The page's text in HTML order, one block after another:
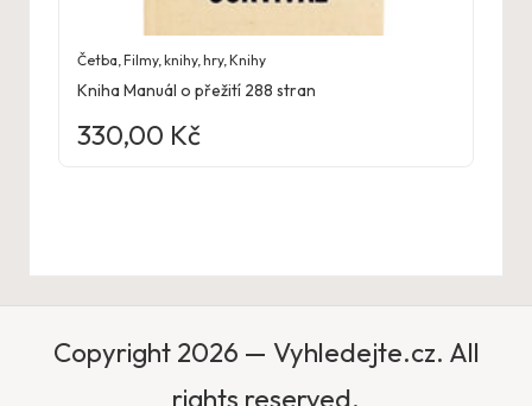
Četba ,Filmy, knihy, hry,Knihy
Kniha Manuál o přežití 288 stran
330,00 Kč
Copyright 2026 — Vyhledejte.cz. All
rights reserved.